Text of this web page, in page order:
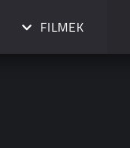
FILMEK